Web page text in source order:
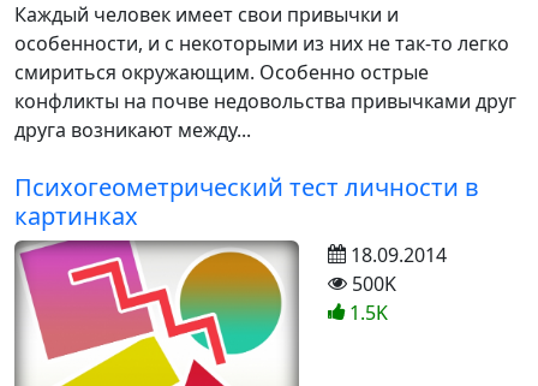
Каждый человек имеет свои привычки и
особенности, и с некоторыми из них не так-то легко
смириться окружающим. Особенно острые
конфликты на почве недовольства привычками друг
друга возникают между...
Психогеометрический тест личности в
картинках
18.09.2014
500K
1.5K